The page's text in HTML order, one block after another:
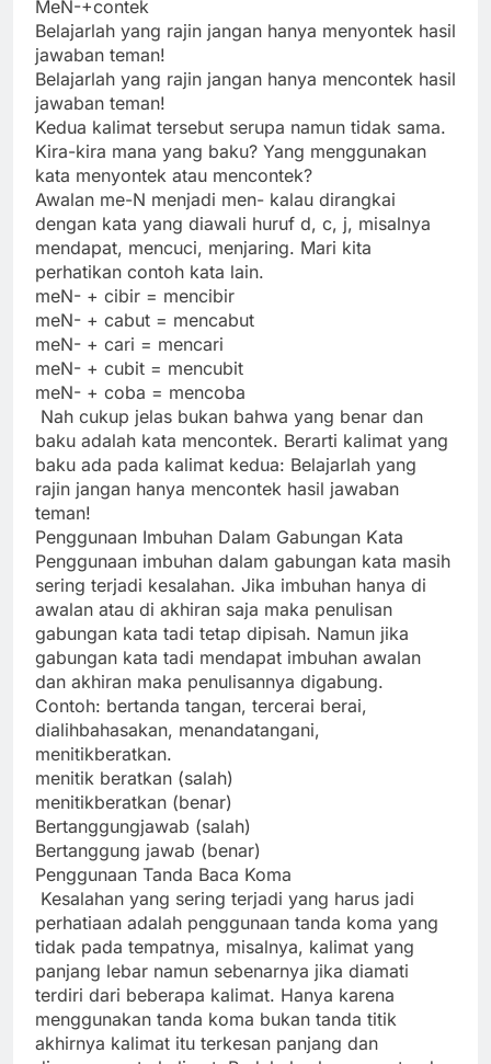
MeN-+contek
Belajarlah yang rajin jangan hanya menyontek hasil
jawaban teman!
Belajarlah yang rajin jangan hanya mencontek hasil
jawaban teman!
Kedua kalimat tersebut serupa namun tidak sama.
Kira-kira mana yang baku? Yang menggunakan
kata menyontek atau mencontek?
Awalan me-N menjadi men- kalau dirangkai
dengan kata yang diawali huruf d, c, j, misalnya
mendapat, mencuci, menjaring. Mari kita
perhatikan contoh kata lain.
meN- + cibir = mencibir
meN- + cabut = mencabut
meN- + cari = mencari
meN- + cubit = mencubit
meN- + coba = mencoba
Nah cukup jelas bukan bahwa yang benar dan
baku adalah kata mencontek. Berarti kalimat yang
baku ada pada kalimat kedua: Belajarlah yang
rajin jangan hanya mencontek hasil jawaban
teman!
Penggunaan Imbuhan Dalam Gabungan Kata
Penggunaan imbuhan dalam gabungan kata masih
sering terjadi kesalahan. Jika imbuhan hanya di
awalan atau di akhiran saja maka penulisan
gabungan kata tadi tetap dipisah. Namun jika
gabungan kata tadi mendapat imbuhan awalan
dan akhiran maka penulisannya digabung.
Contoh: bertanda tangan, tercerai berai,
dialihbahasakan, menandatangani,
menitikberatkan.
menitik beratkan (salah)
menitikberatkan (benar)
Bertanggungjawab (salah)
Bertanggung jawab (benar)
Penggunaan Tanda Baca Koma
Kesalahan yang sering terjadi yang harus jadi
perhatiaan adalah penggunaan tanda koma yang
tidak pada tempatnya, misalnya, kalimat yang
panjang lebar namun sebenarnya jika diamati
terdiri dari beberapa kalimat. Hanya karena
menggunakan tanda koma bukan tanda titik
akhirnya kalimat itu terkesan panjang dan